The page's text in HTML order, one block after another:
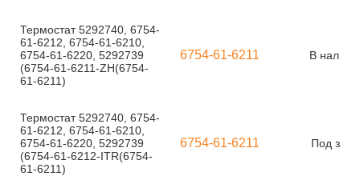
Термостат 5292740, 6754-
61-6212, 6754-61-6210,
6754-61-6220, 5292739
(6754-61-6211-ZH(6754-
61-6211)
6754-61-6211 В
Термостат 5292740, 6754-
61-6212, 6754-61-6210,
6754-61-6220, 5292739
(6754-61-6212-ITR(6754-
61-6211)
6754-61-6211 Под